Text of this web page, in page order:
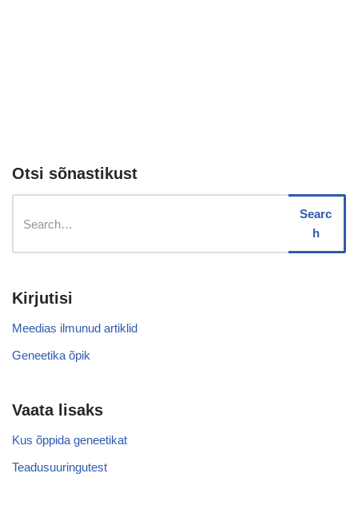
Otsi sõnastikust
Searc
h
Kirjutisi
Meedias ilmunud artiklid
Geneetika õpik
Vaata lisaks
Kus õppida geneetikat
Teadusuuringutest